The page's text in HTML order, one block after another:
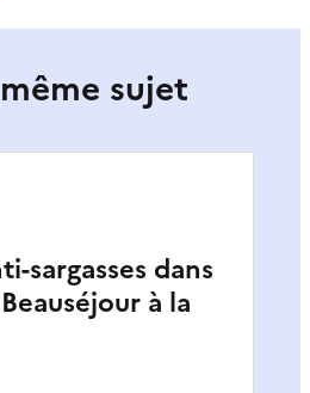
sujet
sargasses dans
à la